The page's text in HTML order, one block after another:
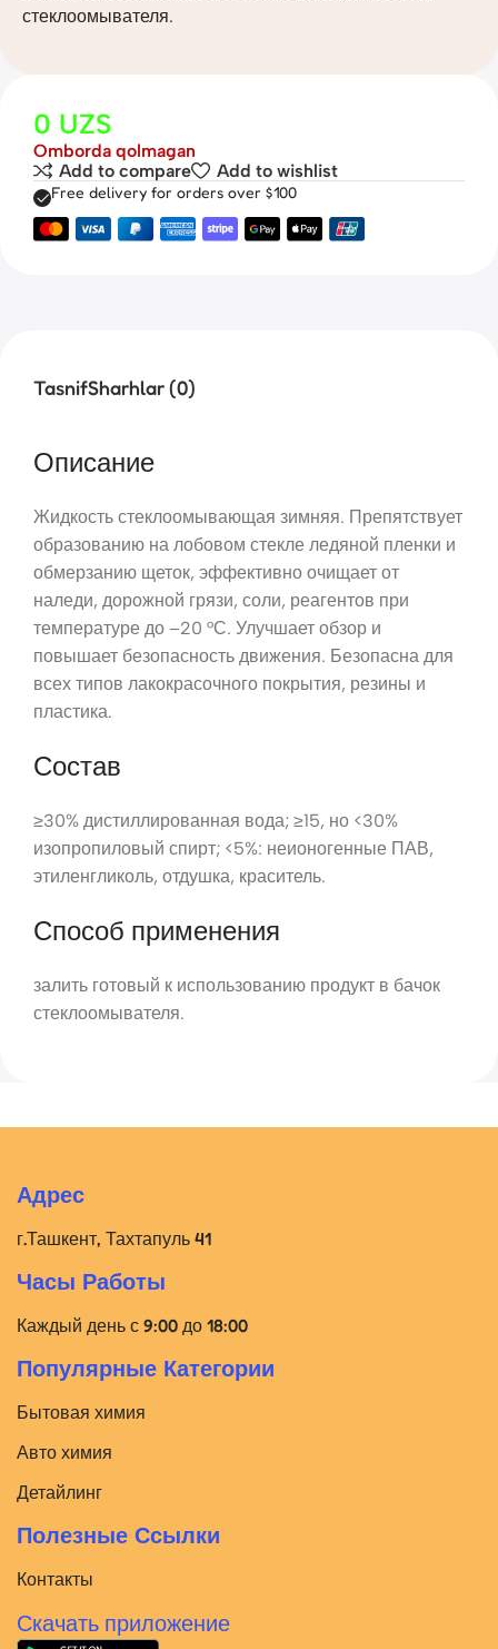
стеклоомывателя.
0 UZS
Omborda qolmagan
Add to compare
Add to wishlist
Free delivery for orders over $100
TasnifSharhlar (0)
Описание
Жидкость стеклоомывающая зимняя. Препятствует
образованию на лобовом стекле ледяной пленки и
обмерзанию щеток, эффективно очищает от
наледи, дорожной грязи, соли, реагентов при
температуре до –20 °С. Улучшает обзор и
повышает безопасность движения. Безопасна для
всех типов лакокрасочного покрытия, резины и
пластика.
Состав
≥30% дистиллированная вода; ≥15, но <30%
изопропиловый спирт; <5%: неионогенные ПАВ,
этиленгликоль, отдушка, краситель.
Способ применения
залить готовый к использованию продукт в бачок
стеклоомывателя.
Адрес
г.Ташкент, Тахтапуль 41
Часы Работы
Каждый день с 9:00 до 18:00
Популярные Категории
Бытовая химия
Авто химия
Детайлинг
Полезные Ссылки
Контакты
Скачать приложение